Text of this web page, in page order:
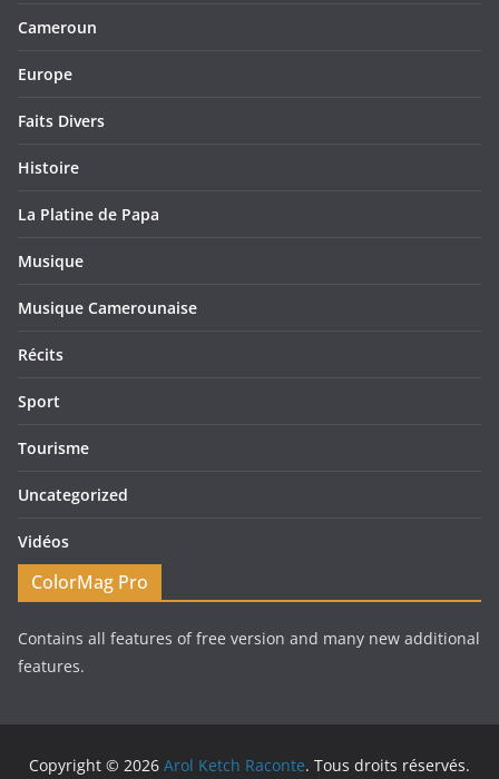
Cameroun
Europe
Faits Divers
Histoire
La Platine de Papa
Musique
Musique Camerounaise
Récits
Sport
Tourisme
Uncategorized
Vidéos
ColorMag Pro
Contains all features of free version and many new additional
features.
Copyright © 2026 Arol Ketch Raconte. Tous droits réservés.